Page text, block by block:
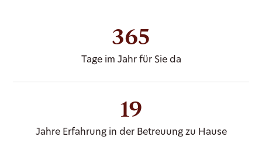
365
Tage im Jahr für Sie da
19
Jahre Erfahrung in der Betreuung zu Hause